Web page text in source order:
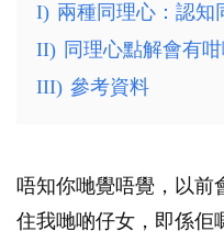
I) 兩種同理心：認知
II) 同理心點解會有
III) 參考資料
唔知你哋覺唔覺，以前
住我哋啲仔女，即係佢